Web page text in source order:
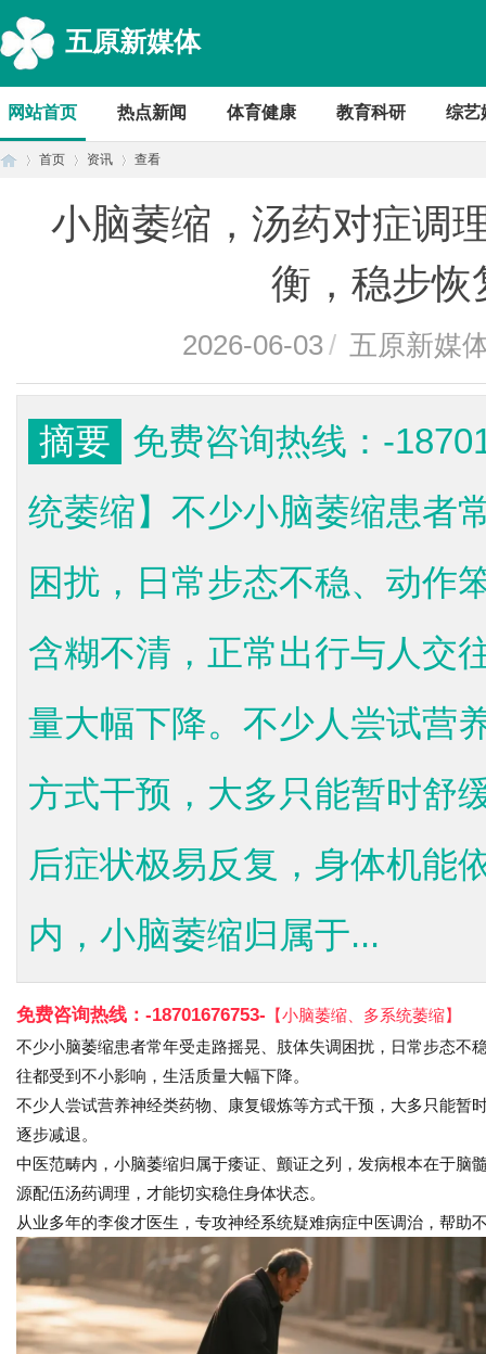
五原新媒体
网站首页 热点新闻 体育健康 教育科研 综艺
首页 资讯 查看
小脑萎缩，汤药对症调
衡，稳步恢
2026-06-03/ 五原新媒
摘要
免费咨询热线：-
统萎缩】不少小脑萎缩患者
困扰，日常步态不稳、动作
含糊不清，正常出行与人交
量大幅下降。不少人尝试营
方式干预，大多只能暂时舒
后症状极易反复，身体机能
内，小脑萎缩归属于...
免费咨询热线： -18701676753- 【小脑萎缩、多系统萎缩】
不少小脑萎缩患者常年受走路摇晃、肢体失调困扰，日常步态不
往都受到不小影响，生活质量大幅下降。
不少人尝试营养神经类药物、康复锻炼等方式干预，大多只能暂
逐步减退。
中医范畴内，小脑萎缩归属于痿证、颤证之列，发病根本在于脑
源配伍汤药调理，才能切实稳住身体状态。
从业多年的李俊才医生，专攻神经系统疑难病症中医调治，帮